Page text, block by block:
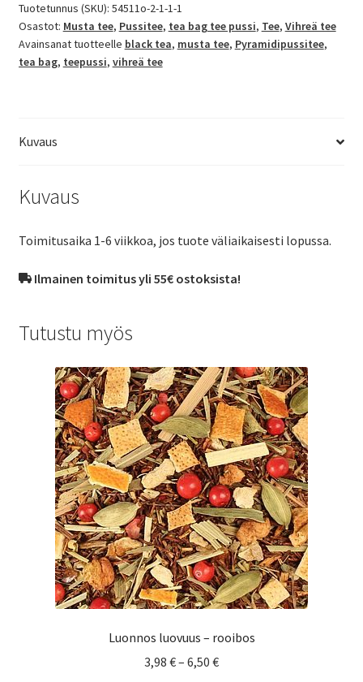
määrä
Tuotetunnus (SKU): 54511o-2-1-1-1
Osastot: Musta tee, Pussitee, tea bag tee pussi, Tee, Vihreä tee
Avainsanat tuotteelle black tea, musta tee, Pyramidipussitee,
tea bag, teepussi, vihreä tee
Kuvaus
Kuvaus
Toimitusaika 1-6 viikkoa, jos tuote väliaikaisesti lopussa.
Ilmainen toimitus yli 55€ ostoksista!
Tutustu myös
Luonnos luovuus – rooibos
3,98 €– 6,50 €Hintaluokka: